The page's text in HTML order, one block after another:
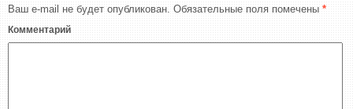
Ваш e-mail не будет опубликован. Обязательные поля помечены *
Комментарий